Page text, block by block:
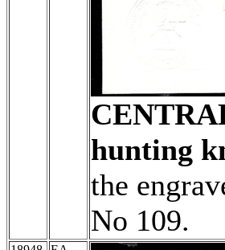
hunting
the
No 109.